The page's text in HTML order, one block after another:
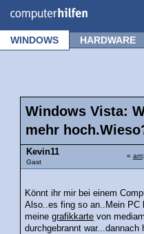
WINDOWS HARDWARE
Windows Vista:
mehr
Kevin11
Gast
« am
Könnt ihr mir bei einem
Also..es fing so an..Mein PC
meinegrafikkarte von
durchgebrannt